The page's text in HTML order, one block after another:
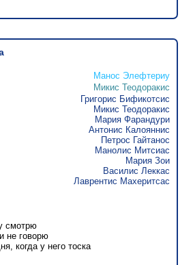
Манос Элефтериу
Микис Теодоракис
Григорис Бификотсис
Микис Теодоракис
Мария Фарандури
Антонис Калояннис
Петрос Гайтанос
Манолис Митсиас
Мария Зои
Василис Леккас
Лаврентис Махеритсас
смотрю
не говорю
когда у него тоска